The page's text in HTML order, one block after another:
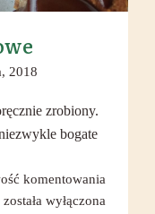
2018
zrobiony.
bogate
komentowania
została wyłączona